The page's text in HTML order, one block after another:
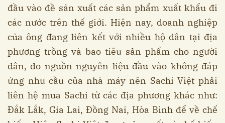
đầu vào đề sản xuất các sản phẩm xuất khẩu đi
các nước trên thế giới. Hiện nay, doanh nghiệp
của ông đang liên kết với nhiều hộ dân tại địa
phương trồng và bao tiêu sản phẩm cho người
dân, do nguồn nguyên liệu đầu vào không đáp
ứng nhu cầu của nhà máy nên Sachi Việt phải
liên hệ mua Sachi từ các địa phương khác như:
Đắk Lắk, Gia Lai, Đồng Nai, Hòa Bình để về chế